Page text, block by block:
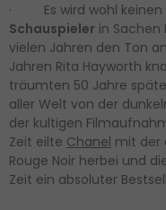
· Es wird wohl keinen
Schauspieler in Sachen
vielen Jahren den Ton
Jahren Rita Hayworth
träumten 50 Jahre
aller Welt von der
der kultigen
Zeit eilte Chanel mit der
Rouge Noir herbei und
Zeit ein absoluter